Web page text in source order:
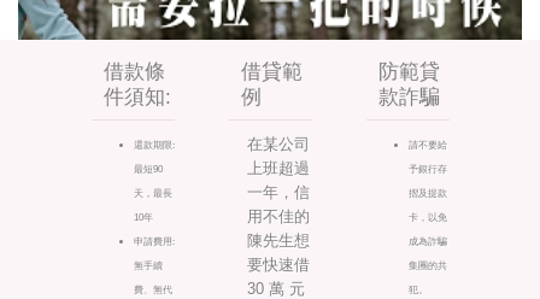
借款條
件須知:
還款期限:
最短90
天，最長
10年
申請費用:
無手續
費、無代
借貸範
例
在某公司
上班超過
一年，信
用不佳的
陳先生想
要快速借
30 萬 元
防範貸
款詐騙
請不要給
予銀行存
摺及提款
卡，以免
成為詐騙
集團的共
犯。